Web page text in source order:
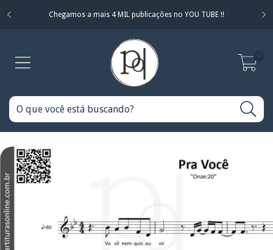
Chegamos a mais 4 MIL publicações no YOU TUBE !!